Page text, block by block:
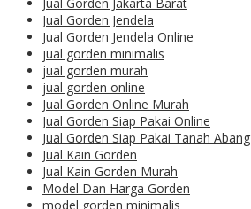
Jual Gorden Jendela
Jual Gorden Jendela Online
jual gorden minimalis
jual gorden murah
jual gorden online
Jual Gorden Online Murah
Jual Gorden Siap Pakai Online
Jual Gorden Siap Pakai Tanah Abang
Jual Kain Gorden
Jual Kain Gorden Murah
Model Dan Harga Gorden
model gorden minimalis